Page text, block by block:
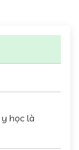
học là